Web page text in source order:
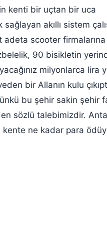
kenti bir uçtan bir uca
akıllı sistem
scooter
90 bisikletin
milyonlarca lira
bir Allanın kulu
bu şehir sakin şehir
sözlü talebimizdir.
kente ne kadar para